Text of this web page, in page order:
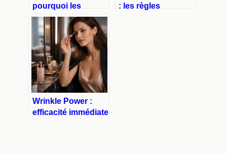
pourquoi les
compléments
alimentaires
surpassent les
crèmes
hydratantes
: les règles
Wrinkle Power :
efficacité immédiate